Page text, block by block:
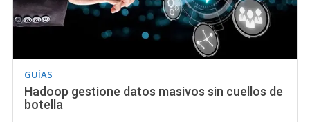
GUÍAS
Hadoop gestione datos masivos sin cuellos de
botella